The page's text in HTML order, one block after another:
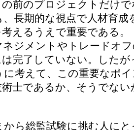
前のプロジェクトだけ
長期的な視点で人材育成
えるうえで重要である。
ネジメントやトレードオ
完了していない。した
に考えて、この重要なポ
士であるか、そうでな
から総監試験に挑む人に